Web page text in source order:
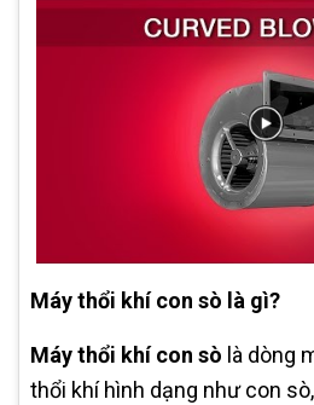
Máy thổi khí con sò là gì?
Máy thổi khí con sò là dòng
thổi khí hình dạng như con